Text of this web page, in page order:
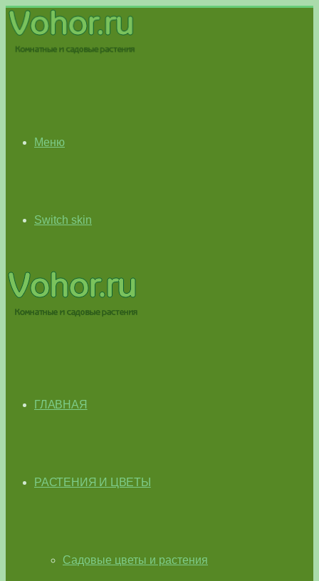
Меню
Switch skin
ГЛАВНАЯ
РАСТЕНИЯ И ЦВЕТЫ
Садовые цветы и растения